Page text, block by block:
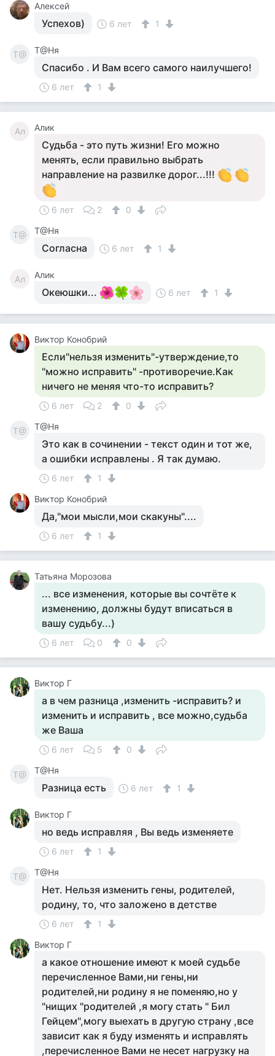
Алексей
Успехов) 6 лет 1
Т@ Т@Ня
Спасибо . И Вам всего самого наилучшего!
6 лет 1
Ал Алик
Судьба - это путь жизни! Его можно
менять, если правильно выбрать
направление на развилке дорог...!!!
6 лет 2 0
Т@ Т@Ня
Согласна 6 лет 1
Ал Алик
Океюшки... 6 лет 1
Виктор Конобрий
Если"нельзя изменить"-утверждение,то
"можно исправить" -противоречие.Как
ничего не меняя что-то исправить?
6 лет 2 0
Т@ Т@Ня
Это как в сочинении - текст один и тот же,
а ошибки исправлены . Я так думаю.
6 лет
1
Виктор Конобрий
Да,"мои мысли,мои скакуны"....
6 лет 1
Татьяна Морозова
... все изменения, которые вы сочтёте к
изменению, должны будут вписаться в
вашу судьбу...)
6 лет 0 0
Виктор Г
а в чем разница ,изменить -исправить? и
изменить и исправить , все можно,судьба
же Ваша
6 лет 5 0
Т@ Т@Ня
Разница есть 6 лет 1
Виктор Г
но ведь исправляя , Вы ведь изменяете
6 лет 1
Т@ Т@Ня
Нет. Нельзя изменить гены, родителей,
родину, то, что заложено в детстве
6 лет
1
Виктор Г
а какое отношение имеют к моей судьбе
перечисленное Вами,ни гены,ни
родителей,ни родину я не поменяю,но у
"нищих "родителей ,я могу стать " Бил
Гейцем",могу выехать в другую страну ,все
зависит как я буду изменять и исправлять
,перечисленное Вами не несет нагрузку на